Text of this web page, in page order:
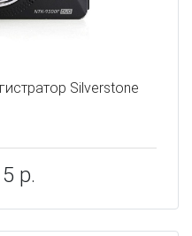
Silverstone
р.